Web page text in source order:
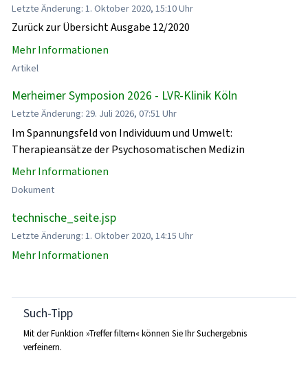
Letzte Änderung: 1. Oktober 2020, 15:10 Uhr
Zurück zur Übersicht Ausgabe 12/2020
Mehr Informationen
Artikel
Merheimer Symposion 2026 - LVR-Klinik Köln
Letzte Änderung: 29. Juli 2026, 07:51 Uhr
Im Spannungsfeld von Individuum und Umwelt:
Therapieansätze der Psychosomatischen Medizin
Mehr Informationen
Dokument
technische_seite.jsp
Letzte Änderung: 1. Oktober 2020, 14:15 Uhr
Mehr Informationen
Such-Tipp
Mit der Funktion »Treffer filtern« können Sie Ihr Suchergebnis
verfeinern.